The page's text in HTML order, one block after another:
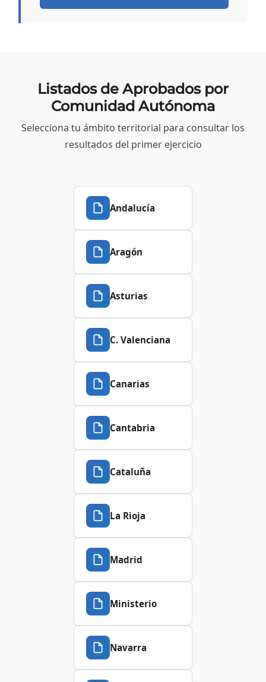
Listados de Aprobados por
Comunidad Autónoma
Selecciona tu ámbito territorial para consultar los
resultados del primer ejercicio
Andalucía
Aragón
Asturias
C. Valenciana
Canarias
Cantabria
Cataluña
La Rioja
Madrid
Ministerio
Navarra